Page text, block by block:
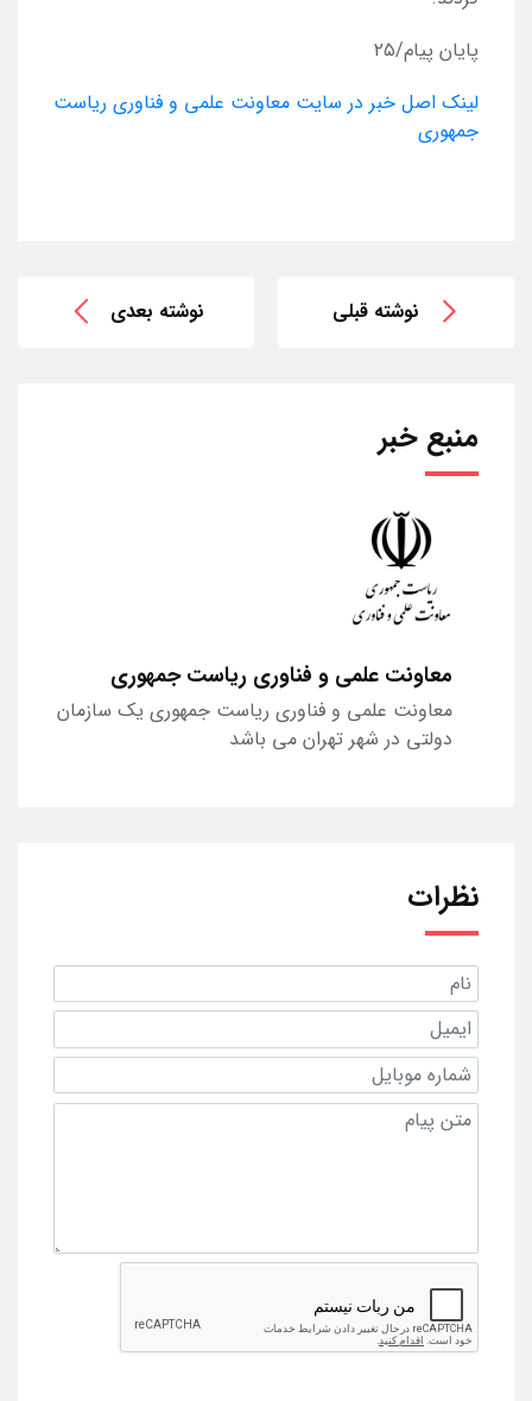
پایان پیام/۲۵
لینک اصل خبر در سایت معاونت علمی و فناوری ریاست
جمهوری
نوشته قبلی نوشته بعدی
منبع خبر
معاونت علمی و فناوری ریاست جمهوری
معاونت علمی و فناوری ریاست جمهوری یک سازمان
دولتی در شهر تهران می باشد
نظرات